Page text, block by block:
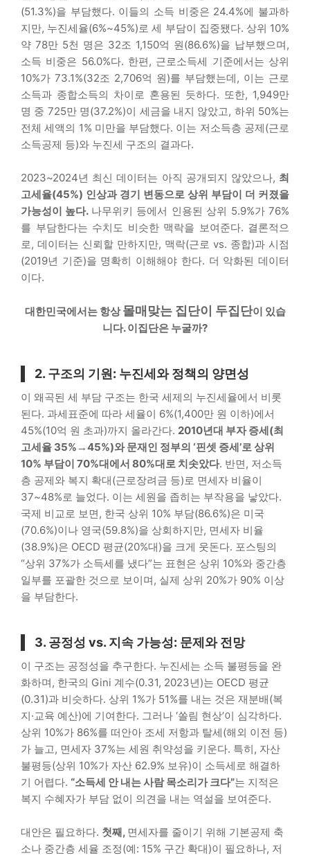
(51.3%)을 부담했다. 이들의 소득 비중은 24.4%에 불과하
지만, 누진세율(6%~45%)로 세 부담이 집중됐다. 상위 10%
약 78만 5천 명은 32조 1,150억 원(86.6%)을 납부했으며,
소득 비중은 56.0%다. 한편, 근로소득세 기준에서는 상위
10%가 73.1%(32조 2,706억 원)를 부담했는데, 이는 근로
소득과 종합소득의 차이로 혼용된 듯하다. 또한, 1,949만
명 중 725만 명(37.2%)이 세금을 내지 않았고, 하위 50%는
전체 세액의 1% 미만을 부담했다. 이는 저소득층 공제(근로
소득공제 등)와 누진세 구조의 결과다.
2023~2024년 최신 데이터는 아직 공개되지 않았으나, 최
고세율(45%) 인상과 경기 변동으로 상위 부담이 더 커졌을
가능성이 높다. 나무위키 등에서 인용된 상위 5.9%가 76%
를 부담한다는 수치도 비슷한 맥락을 보여준다. 결론적으
로, 데이터는 신뢰할 만하지만, 맥락(근로 vs. 종합)과 시점
(2019년 기준)을 명확히 이해해야 한다. 더 악화된 데이터
이다.
대한민국에서는 항상몰매맞는 집단이 두집단이 있습
니다. 이집단은 누굴까?
2. 구조의 기원: 누진세와 정책의 양면성
이 왜곡된 세 부담 구조는 한국 세제의 누진세율에서 비롯
된다. 과세표준에 따라 세율이 6%(1,400만 원 이하)에서
45%(10억 원 초과)까지 올라간다. 2010년대 부자 증세(최
고세율 35%→45%)와 문재인 정부의 ‘핀셋 증세’로 상위
10% 부담이 70%대에서 80%대로 치솟았다. 반면, 저소득
층 공제와 복지 확대(근로장려금 등)로 면세자 비율이
37~48%로 늘었다. 이는 세원을 좁히는 부작용을 낳았다.
국제 비교로 보면, 한국 상위 10% 부담(86.6%)은 미국
(70.6%)이나 영국(59.8%)을 상회하지만, 면세자 비율
(38.9%)은 OECD 평균(20%대)을 크게 웃돈다. 포스팅의
“상위 37%가 소득세를 냈다”는 표현은 상위 10%와 중간층
일부를 포괄한 것으로 보이며, 실제 상위 20%가 90% 이상
을 부담한다.
3. 공정성 vs. 지속 가능성: 문제와 전망
이 구조는 공정성을 추구한다. 누진세는 소득 불평등을 완
화하며, 한국의 Gini 계수(0.31, 2023년)는 OECD 평균
(0.31)과 비슷하다. 상위 1%가 51%를 내는 것은 재분배(복
지·교육 예산)에 기여한다. 그러나 ‘쏠림 현상’이 심각하다.
상위 10%가 86%를 떠안아 조세 저항과 탈세(해외 이전 등)
가 늘고, 면세자 37%는 세원 취약성을 키운다. 특히, 자산
불평등(상위 10%가 자산 62.9% 보유)이 소득세로 해결하
기 어렵다. “소득세 안 내는 사람 목소리가 크다”는 지적은
복지 수혜자가 부담 없이 의견을 내는 역설을 보여준다.
대안은 필요하다. 첫째, 면세자를 줄이기 위해 기본공제 축
소나 중간층 세율 조정(예: 15% 구간 확대)이 필요하나, 저